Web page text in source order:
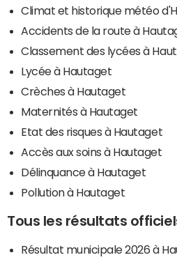
Climat et historique météo
Accidents de la route à
Classement des lycées à
Lycée à Hautaget
Crèches à Hautaget
Maternités à Hautaget
Etat des risques à Hautaget
Accès aux soins à Hautaget
Délinquance à Hautaget
Pollution à Hautaget
Tous les résultats
Résultat municipale 2026 à